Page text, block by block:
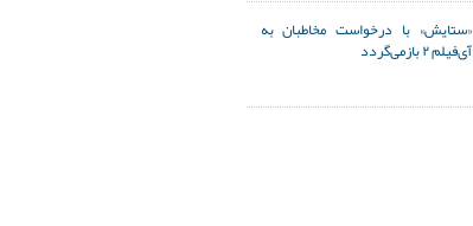
«ستایش» با درخواست مخاطبان به
آی‌فیلم ۲ بازمی‌گردد